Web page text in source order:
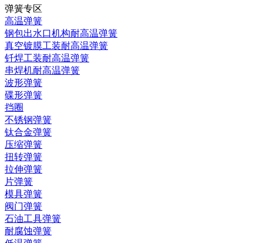
弹簧专区
高温弹簧
钢包出水口机构耐高温弹簧
真空镀膜工装耐高温弹簧
钎焊工装耐高温弹簧
串焊机耐高温弹簧
波形弹簧
碟形弹簧
挡圈
不锈钢弹簧
钛合金弹簧
压缩弹簧
扭转弹簧
拉伸弹簧
片弹簧
模具弹簧
阀门弹簧
石油工具弹簧
耐腐蚀弹簧